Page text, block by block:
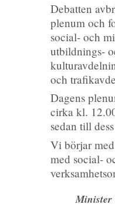
Debatten
plenum och
social- och
utbildnings-
och
Dagens
cirka kl.
sedan till
Vi börjar
med social-
Minister